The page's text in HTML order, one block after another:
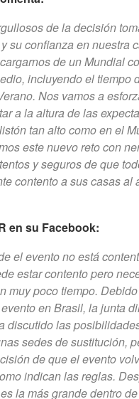
de la decisión
su confianza en nuestra
de un Mundial
incluyendo el tiempo
Nos vamos a
a la altura de las
tan alto como en el
este nuevo reto con
y seguros de que
contento a sus casas al
en su Facebook:
el evento no está
estar contento pero
muy poco tiempo.
en Brasil, la junta
discutido las
sedes de sustitución,
de que el evento
indican las reglas.
la más grande dentro